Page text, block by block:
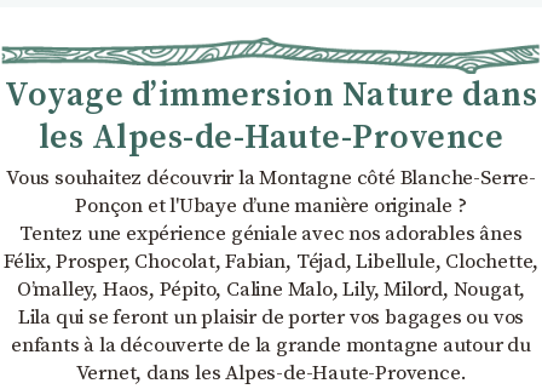
Voyage d’immersion Nature dans
les Alpes-de-Haute-Provence
Vous souhaitez découvrir la Montagne côté Blanche-Serre-
Ponçon et l'Ubaye dʼune manière originale ?
Tentez une expérience géniale avec nos adorables ânes
Félix, Prosper, Chocolat, Fabian, Téjad, Libellule, Clochette,
Oʼmalley, Haos, Pépito, Caline Malo, Lily, Milord, Nougat,
Lila qui se feront un plaisir de porter vos bagages ou vos
enfants à la découverte de la grande montagne autour du
Vernet, dans les Alpes-de-Haute-Provence.